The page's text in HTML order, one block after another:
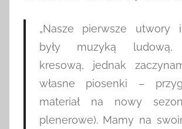
„Nasze pierwsze utwory
były muzyką ludową,
kresową, jednak
własne piosenki –
materiał na nowy
plenerowe). Mamy na